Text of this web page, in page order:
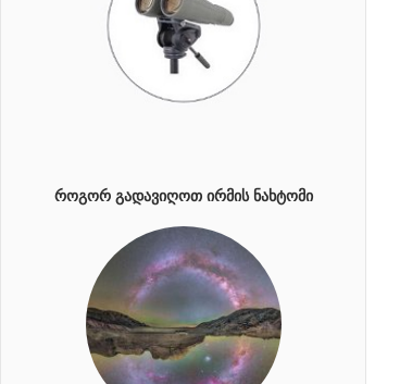
ᲠᲝᲒᲝᲠ ᲒᲐᲓᲐᲕᲘᲦᲝᲗ ᲘᲠᲛᲘᲡ ᲜᲐᲮᲢᲝᲛᲘ